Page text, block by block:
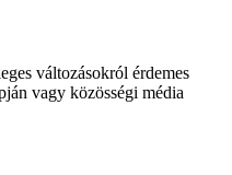
változásokról érdemes
vagy közösségi média